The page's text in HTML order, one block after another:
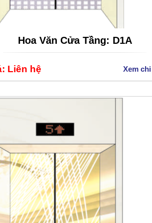
Hoa Văn Cửa Tầng: D1A
Liên hệ Xem